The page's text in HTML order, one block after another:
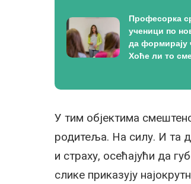
Професорка
ученици по
да формирају
Хоће ли то
У тим објектима
родитеља. На силу. И та
и страху, осећајући да
слике приказују